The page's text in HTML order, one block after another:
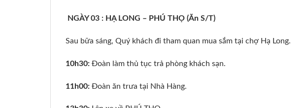
NGÀY 03 : HẠ LONG – PHÚ THỌ (Ăn S/T)
Sau bữa sáng, Quý khách đi tham quan mua sắm tại chợ Hạ Long.
10h30: Đoàn làm thủ tục trả phòng khách sạn.
11h00: Đoàn ăn trưa tại Nhà Hàng.